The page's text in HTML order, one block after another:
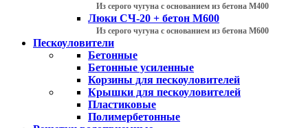
Из серого чугуна с основанием из бетона М400
Люки СЧ-20 + бетон М600
Из серого чугуна с основанием из бетона М600
Пескоуловители
Бетонные
Бетонные усиленные
Корзины для пескоуловителей
Крышки для пескоуловителей
Пластиковые
Полимербетонные